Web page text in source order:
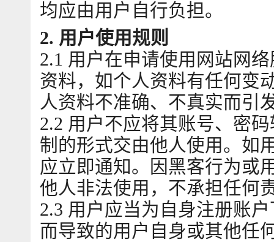
均应由用户自行负担。
2. 用户使用规则
2.1 用户在申请使用网站网
资料，如个人资料有任何变
人资料不准确、不真实而引
2.2 用户不应将其账号、密
制的形式交由他人使用。如
应立即通知。因黑客行为或
他人非法使用，不承担任何
2.3 用户应当为自身注册账
而导致的用户自身或其他任